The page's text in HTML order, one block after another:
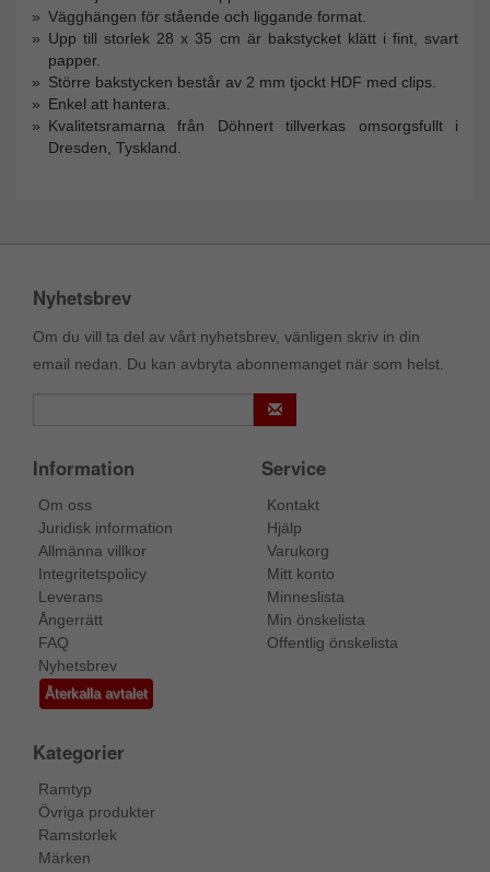
Vägghängen för stående och liggande format.
Upp till storlek 28 x 35 cm är bakstycket klätt i fint, svart
papper.
Större bakstycken består av 2 mm tjockt HDF med clips.
Enkel att hantera.
Kvalitetsramarna från Döhnert tillverkas omsorgsfullt i
Dresden, Tyskland.
Nyhetsbrev
Om du vill ta del av vårt nyhetsbrev, vänligen skriv in din
email nedan. Du kan avbryta abonnemanget när som helst.
Information
Om oss
Juridisk information
Allmänna villkor
Integritetspolicy
Leverans
Ångerrätt
FAQ
Nyhetsbrev
Återkalla avtalet
Service
Kontakt
Hjälp
Varukorg
Mitt konto
Minneslista
Min önskelista
Offentlig önskelista
Kategorier
Ramtyp
Övriga produkter
Ramstorlek
Märken